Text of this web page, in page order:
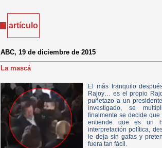
artículo
ABC, 19 de diciembre de 2015
La mascá
El más tranquilo
Rajoy… es el propio
puñetazo a un
investigado, se
finalmente se decide
entiende que es un
interpretación política,
le deja sin gafas y
fuera tan fácil.